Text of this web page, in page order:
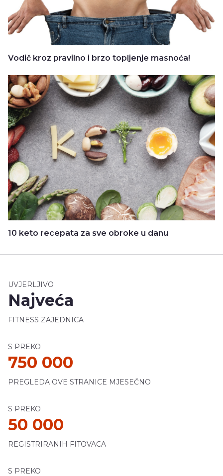
Vodič kroz pravilno i brzo topljenje masnoća!
10 keto recepata za sve obroke u danu
UVJERLJIVO
Najveća
FITNESS ZAJEDNICA
S PREKO
750 000
PREGLEDA OVE STRANICE MJESEČNO
S PREKO
50 000
REGISTRIRANIH FITOVACA
S PREKO